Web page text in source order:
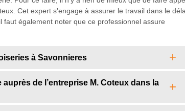
Cet expert s'engage à assurer le travail dans le
également noter que ce professionnel assure
à Savonnieres
de l’entreprise M. Coteux dans la